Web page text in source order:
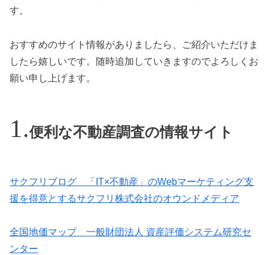
す。
おすすめのサイト情報がありましたら、ご紹介いただけま
したら嬉しいです。随時追加していきますのでよろしくお
願い申し上げます。
便利な不動産調査の情報サイト
サクフリブログ 「IT×不動産」のWebマーケティング支
援を得意とするサクフリ株式会社のオウンドメディア
全国地価マップ 一般財団法人 資産評価システム研究セ
ンター